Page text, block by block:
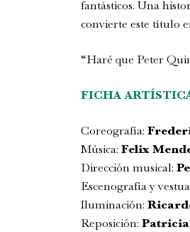
fantásticos. Una
convierte este título
“Haré que Peter
FICHA
Coreografía:
Música: Felix
Dirección musical:
Escenografía y
Iluminación:
Reposición: